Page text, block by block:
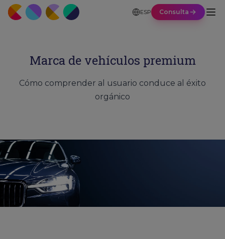
ESP Consulta
Marca de vehículos premium
Cómo comprender al usuario conduce al éxito
orgánico